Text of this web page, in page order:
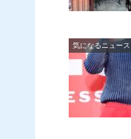
気になるニュース